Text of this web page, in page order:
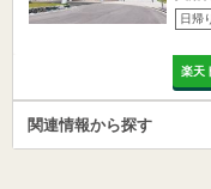
日帰
楽天
関連情報から探す